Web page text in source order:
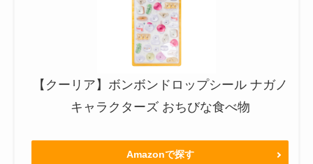
【クーリア】ボンボンドロップシール ナガノ
キャラクターズ おちびな食べ物
Amazonで探す